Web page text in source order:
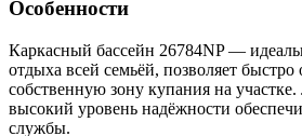
Особенности
Каркасный бассейн 26784NP —
отдыха всей семьёй, позволяет быстро
собственную зону купания на участке.
высокий уровень надёжности
службы.